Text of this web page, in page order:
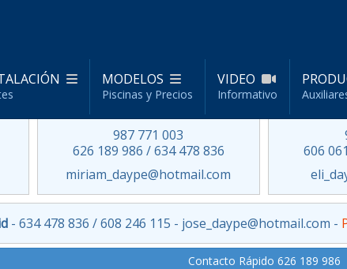
MODELOS
Piscinas y Precios
VIDEO
Informativo
Delegación Norte
987 771 003
626 189 986 / 634 478 836
miriam_daype@hotmail.com
606
- 634 478 836 / 608 246 115 - jose_daype@hotmail.com -
Contacto Rápido 626 189 986